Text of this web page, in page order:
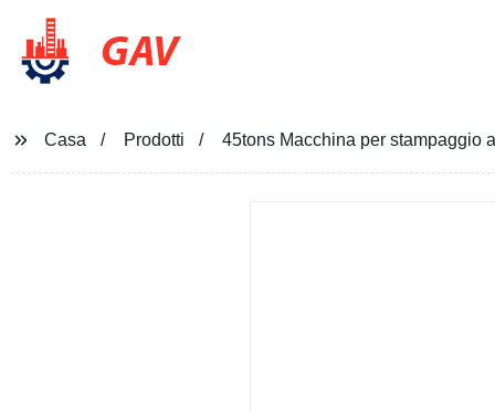
GAV
Casa Prodotti 45tons Macchina per stampaggio